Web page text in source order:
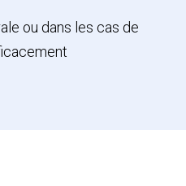
ou dans les cas de